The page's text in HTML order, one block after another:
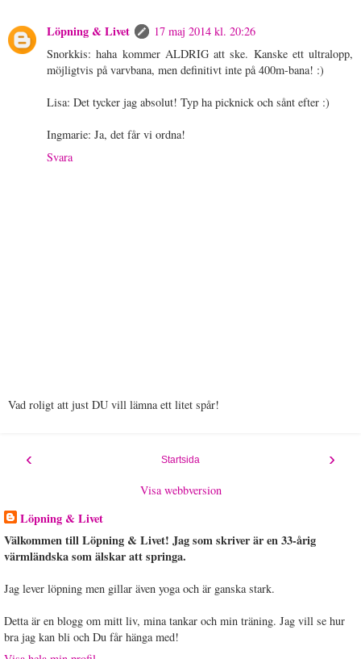
Löpning & Livet
17 maj 2014 kl. 20:26
Snorkkis: haha kommer ALDRIG att ske. Kanske ett ultralopp,
möjligtvis på varvbana, men definitivt inte på 400m-bana! :)
Lisa: Det tycker jag absolut! Typ ha picknick och sånt efter :)
Ingmarie: Ja, det får vi ordna!
Svara
Vad roligt att just DU vill lämna ett litet spår!
‹ ›
Startsida
Visa webbversion
Löpning & Livet
Välkommen till Löpning & Livet! Jag som skriver är en 33-årig
värmländska som älskar att springa.
Jag lever löpning men gillar även yoga och är ganska stark.
Detta är en blogg om mitt liv, mina tankar och min träning. Jag vill se hur
bra jag kan bli och Du får hänga med!